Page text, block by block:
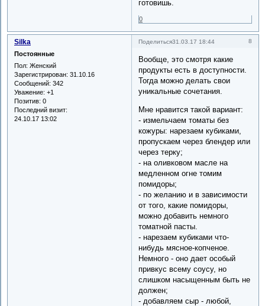
готовишь.
0
Поделиться 8
31.03.17 18:44
Silka
Постоянные
Пол: Женский
Зарегистрирован: 31.10.16
Сообщений: 342
Уважение: +1
Позитив: 0
Последний визит:
24.10.17 13:02
Вообще, это смотря какие
продукты есть в доступности.
Тогда можно делать свои
уникальные сочетания.
Мне нравится такой вариант:
- измельчаем томаты без
кожуры: нарезаем кубиками,
пропускаем через блендер или
через терку;
- на оливковом масле на
медленном огне томим
помидоры;
- по желанию и в зависимости
от того, какие помидоры,
можно добавить немного
томатной пасты.
- нарезаем кубиками что-
нибудь мясное-копченое.
Немного - оно дает особый
привкус всему соусу, но
слишком насыщенным быть не
должен;
- добавляем сыр - любой,